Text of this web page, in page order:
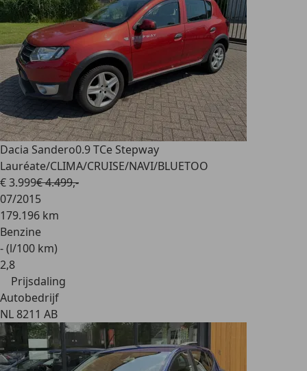
Dacia Sandero0.9 TCe Stepway
Lauréate/CLIMA/CRUISE/NAVI/BLUETOO
€ 3.999€ 4.499,-
07/2015
179.196 km
Benzine
- (l/100 km)
2,8
Prijsdaling
Autobedrijf
NL 8211 AB